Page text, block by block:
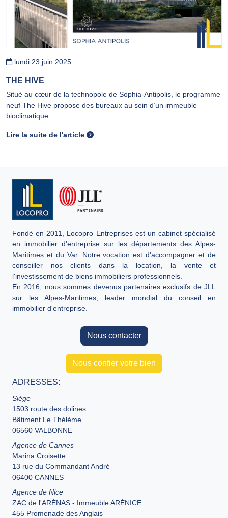
lundi 23 juin 2025
THE HIVE
Situé au cœur de la technopole de Sophia-Antipolis, le programme
neuf The Hive propose des bureaux au sein d’un immeuble
bioclimatique.
Lire la suite de l'article
Fondé en 2011, Locopro Entreprises est un cabinet spécialisé
en immobilier d'entreprise sur les départements des Alpes-
Maritimes et du Var. Notre vocation est d'accompagner et de
conseiller nos clients dans la location, la vente et
l'investissement de biens immobiliers professionnels.
En 2016, nous sommes devenus partenaires exclusifs de JLL
sur les Alpes-Maritimes, leader mondial du conseil en
immobilier d'entreprise.
Nous contacter
Nous confier votre bien
ADRESSES:
Siège
1503 route des dolines
Bâtiment Le Thélème
06560 VALBONNE
Agence de Cannes
Marina Croisette
13 rue du Commandant André
06400 CANNES
Agence de Nice
ZAC de l'ARÉNAS - Immeuble ARÉNICE
455 Promenade des Anglais